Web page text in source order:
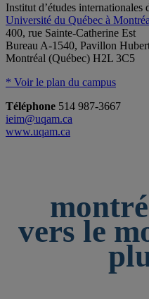
Institut d’études internationales
Université du Québec à
400, rue Sainte-Catherine Est
Bureau A-1540, Pavillon
Montréal (Québec) H2L 3C5
* Voir le plan du campus
Téléphone 514 987-3667
ieim@uqam.ca
www.uqam.ca
vers le